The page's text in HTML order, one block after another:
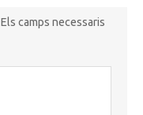
Els camps necessaris